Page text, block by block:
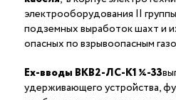
электрооборудования II
подземных выработок шахт и
опасных по взрывоопасным
Ex-вводы ВКВ2-ЛС-K1 ¼-33
удерживающего устройства,